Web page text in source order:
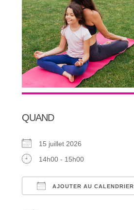
QUAND
15 juillet 2026
14h00 - 15h00
AJOUTER AU CALENDRIER